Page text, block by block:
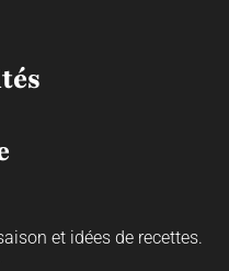
et idées de recettes.